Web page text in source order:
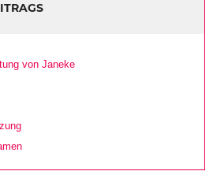
von Janeke